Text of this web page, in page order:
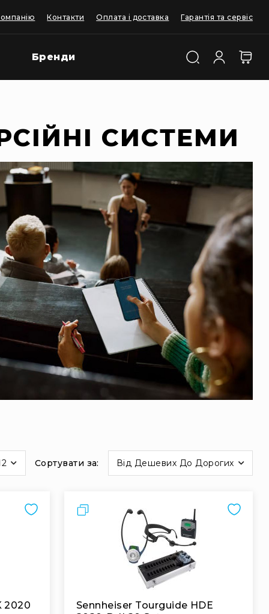
Контакти Оплата і доставка Гарантія та сервіс
Бренди
СИСТЕМИ
Сортувати за Від Дешевих До Дорогих
2020
Порівняти
Sennheiser Tourguide HDE